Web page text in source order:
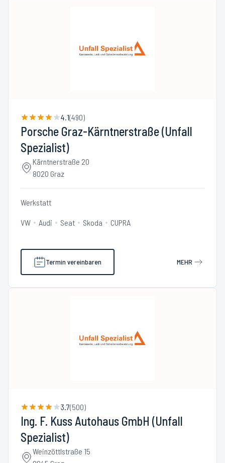
4.1(490)
Porsche Graz-Kärntnerstraße (Unfall
Spezialist)
Kärntnerstraße 20
8020 Graz
Werkstatt
VW Audi Seat Skoda CUPRA
Termin vereinbaren MEHR
3.7(500)
Ing. F. Kuss Autohaus GmbH (Unfall
Spezialist)
Weinzöttlstraße 15